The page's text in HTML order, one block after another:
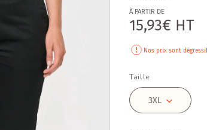
À PARTIR DE
Prix
habituel
15,93€ HT
Nos prix sont
Taille